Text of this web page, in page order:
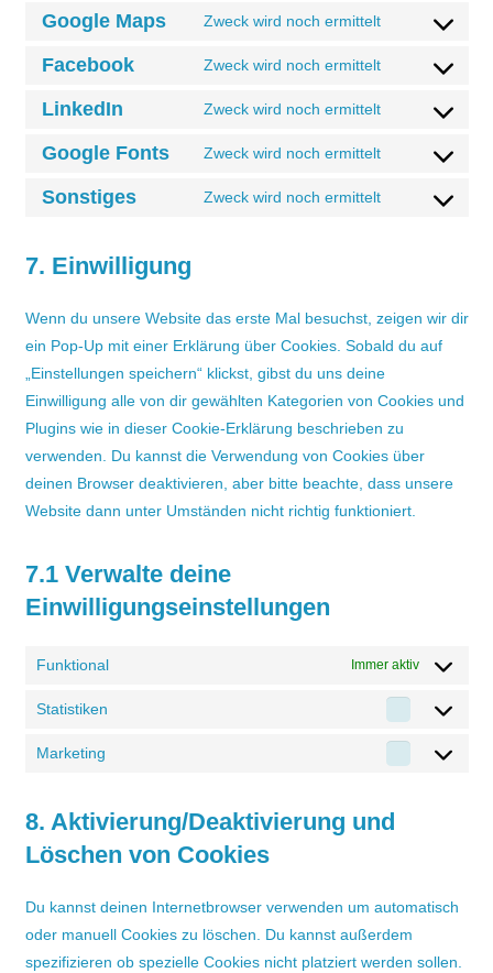
burst-
polylang
Google Maps Zweck wird noch ermittelt
Consent
google-
Facebook Zweck wird noch ermittelt
Consent
facebook
LinkedIn Zweck wird noch ermittelt
Consent
linkedin
Google Fonts Zweck wird noch ermittelt
Consent
Sonstiges Zweck wird noch ermittelt
Consent
7. Einwilligung
Wenn du unsere Website das erste Mal besuchst, zeigen wir dir
ein Pop-Up mit einer Erklärung über Cookies. Sobald du auf
„Einstellungen speichern“ klickst, gibst du uns deine
Einwilligung alle von dir gewählten Kategorien von Cookies und
Plugins wie in dieser Cookie-Erklärung beschrieben zu
verwenden. Du kannst die Verwendung von Cookies über
deinen Browser deaktivieren, aber bitte beachte, dass unsere
Website dann unter Umständen nicht richtig funktioniert.
7.1 Verwalte deine
Einwilligungseinstellungen
Funktional Immer aktiv
Statistiken
Statistiken
Marketing
Marketing
8. Aktivierung/Deaktivierung und
Löschen von Cookies
Du kannst deinen Internetbrowser verwenden um automatisch
oder manuell Cookies zu löschen. Du kannst außerdem
spezifizieren ob spezielle Cookies nicht platziert werden sollen.